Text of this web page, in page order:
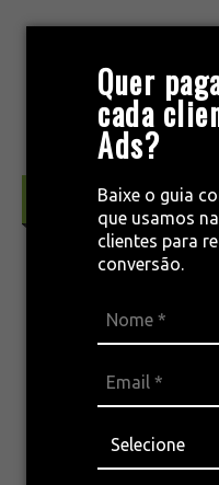
Quer
cada
Ads?
Baixe o guia
que usamos
clientes para
conversão.
Conversão &